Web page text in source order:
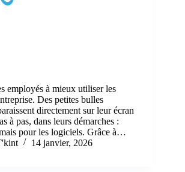
employés à mieux utiliser les
Des petites bulles
directement sur leur écran
à pas, dans leurs démarches :
pour les logiciels. Grâce à…
14 janvier, 2026